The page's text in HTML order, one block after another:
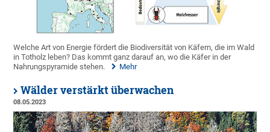
Welche Art von Energie fördert die Biodiversität von Käfern, die im Wald
in Totholz leben? Das kommt ganz darauf an, wo die Käfer in der
Nahrungspyramide stehen.
Mehr
Wälder verstärkt überwachen
08.05.2023